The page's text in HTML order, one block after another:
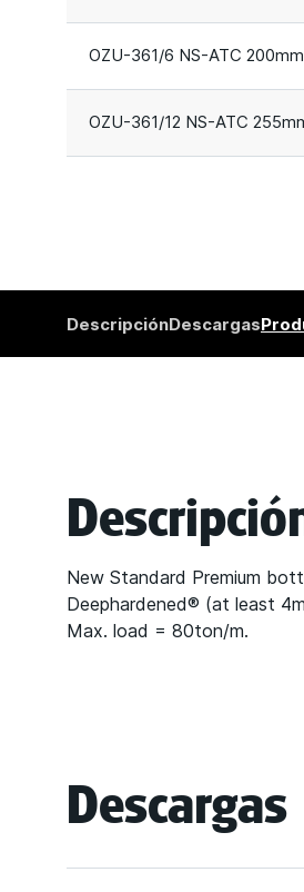
OZU-361/6 NS-ATC 200mm
OZU-361/12 NS-ATC
DescripciónDescargas
New Standard Premium
Deephardened® (at least
Max. load = 80ton/m.
Descargas